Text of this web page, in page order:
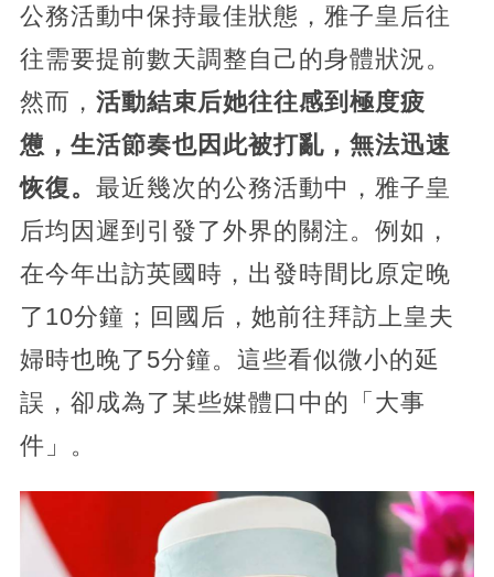
公務活動中保持最佳狀態，雅子皇后往
往需要提前數天調整自己的身體狀況。
然而， 活動結束后她往往感到極度疲
憊，生活節奏也因此被打亂，無法迅速
恢復。 最近幾次的公務活動中，雅子皇
后均因遲到引發了外界的關注。例如，
在今年出訪英國時，出發時間比原定晚
了10分鐘；回國后，她前往拜訪上皇夫
婦時也晚了5分鐘。這些看似微小的延
誤，卻成為了某些媒體口中的「大事
件」。